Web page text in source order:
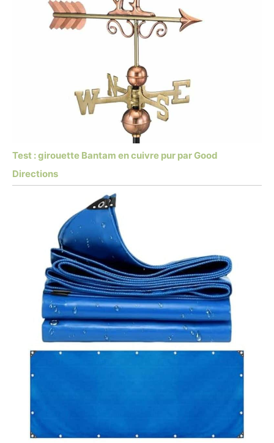
Test : girouette Bantam en cuivre pur par Good
Directions